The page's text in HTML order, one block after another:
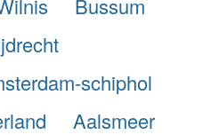
Bussum
schiphol
Aalsmeer